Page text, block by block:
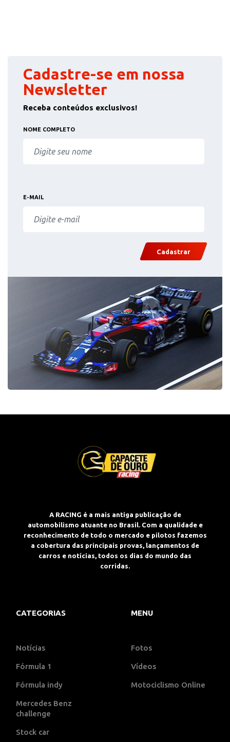
Cadastre-se em nossa
Newsletter
Receba conteúdos exclusivos!
NOME COMPLETO
E-MAIL
Cadastrar
A RACING é a mais antiga publicação de
automobilismo atuante no Brasil. Com a qualidade e
reconhecimento de todo o mercado e pilotos fazemos
a cobertura das principais provas, lançamentos de
carros e notícias, todos os dias do mundo das
corridas.
CATEGORIAS
Notícias
Fórmula 1
Fórmula indy
Mercedes Benz
challenge
Stock car
MENU
Fotos
Vídeos
Motociclismo Online